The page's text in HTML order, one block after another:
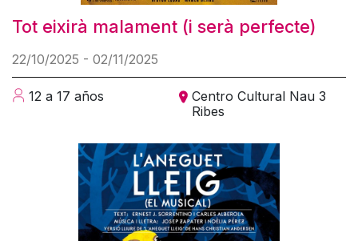
Tot eixirà malament (i serà perfecte)
22/10/2025 - 02/11/2025
12 a 17 años
Centro Cultural Nau 3
Ribes